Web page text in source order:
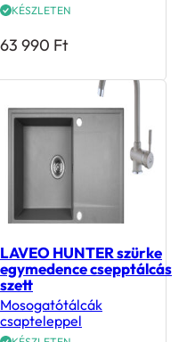
KÉSZLETEN
63 990 Ft
LAVEO HUNTER szürke
egymedence csepptálcás
szett
Mosogatótálcák
csapteleppel